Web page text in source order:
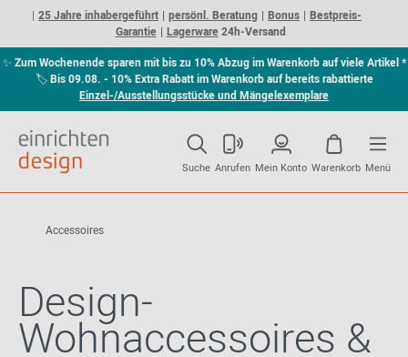
25 Jahre inhabergeführt persönl. Beratung Bonus
Bestpreis-
Garantie
Lagerware24h-Versand
✨ Zum Wochenende sparen mit bis zu 10% Abzug im Warenkorb auf viele Artikel *
🏷Bis 09.08. - 10% Extra Rabatt im Warenkorb auf bereits rabattierte
Einzel-/Ausstellungsstücke und Mängelexemplare
Suche Anrufen Mein Konto Warenkorb Menü
Accessoires
Design-
Wohnaccessoires &